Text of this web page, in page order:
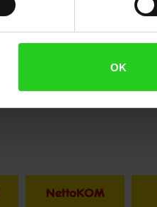
OK
NettoKOM